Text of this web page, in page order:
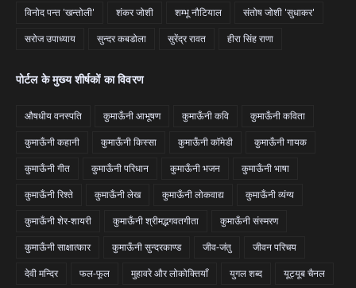
विनोद पन्त 'खन्तोली'
शंकर जोशी शम्भू नौटियाल
संतोष जोशी 'सुधाकर'
सरोज उपाध्याय
सुन्दर कबडोला सुरेंद्र रावत हीरा सिंह राणा
पोर्टल के मुख्य शीर्षकों का विवरण
औषधीय वनस्पति कुमाऊँनी आभूषण कुमाऊँनी कवि
कुमाऊँनी कविता
कुमाऊँनी कहानी
कुमाऊँनी किस्सा कुमाऊँनी कॉमेडी
कुमाऊँनी गायक
कुमाऊँनी गीत
कुमाऊँनी परिधान कुमाऊँनी भजन
कुमाऊँनी भाषा
कुमाऊँनी रिश्ते
कुमाऊँनी लेख कुमाऊँनी लोकवाद्य
कुमाऊँनी व्यंग्य
कुमाऊँनी शेर-शायरी
कुमाऊँनी श्रीमद्भगवतगीता
कुमाऊँनी संस्मरण
कुमाऊँनी साक्षात्कार
कुमाऊँनी सुन्दरकाण्ड जीव-जंतु
जीवन परिचय
देवी मन्दिर
फल-फूल मुहावरे और लोकोक्तियाँ युगल शब्द
यूट्यूब चैनल